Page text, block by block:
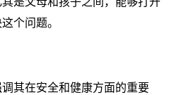
个问题。
其在安全和健康方面的重要